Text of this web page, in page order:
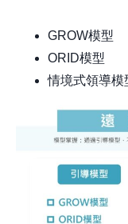
GROW模型
ORID模型
情境式領導模